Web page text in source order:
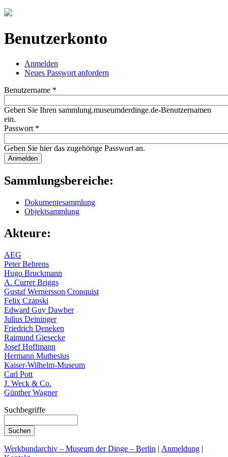
Jump to navigation
Benutzerkonto
Haupt-Reiter
Anmelden
Neues Passwort anfordern
Benutzername *
Geben Sie Ihren sammlung.museumderdinge.de-Benutzernamen
ein.
Passwort *
Geben Sie hier das zugehörige Passwort an.
Sammlungsbereiche:
Dokumentesammlung
Objektsammlung
Akteure:
AEG
Peter Behrens
Hugo Bruckmann
A. Currer Briggs
Gustaf Wernersson Cronquist
Felix Czapski
Edward Guy Dawber
Julius Deininger
Friedrich Deneken
Raimund Giesecke
Josef Hoffmann
Hermann Muthesius
Kaiser-Wilhelm-Museum
Carl Pott
J. Weck & Co.
Günther Wagner
Suchbegriffe
Werkbundarchiv – Museum der Dinge – Berlin | Anmeldung |